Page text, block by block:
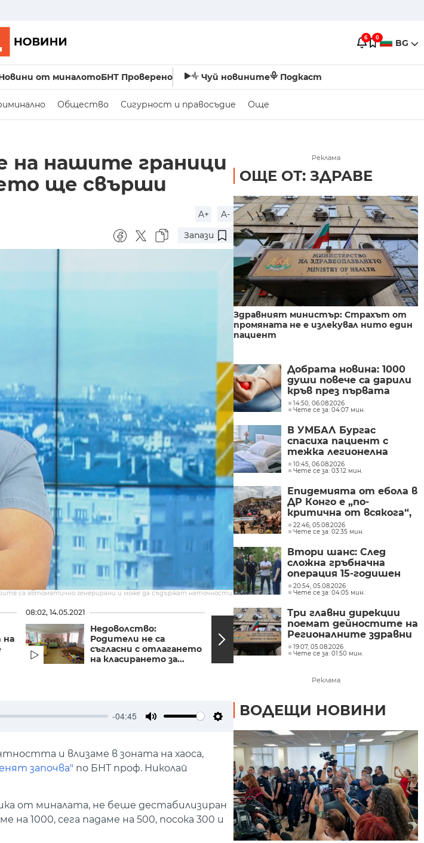
6 0 BG
от миналотоБНТ Проверено Чуй новините Подкаст
Общество Сигурност и правосъдие Още
на нашите граници
ще свърши
A+
A-
Запази
са автоматично генерирани и може да съдържат неточности.
на
08:02, 14.05.2021
Недоволство:
Родители не са
съгласни с отлагането
на класирането за...
07:56, 14.05.2021
В столичния
квартал "Свобода"
протестират
срещу...
-04:45
Settings
и влизаме в зоната на хаоса,
започва" по БНТ проф. Николай
от миналата, не беше дестабилизиран
1000, сега падаме на 500, посока 300 и
Реклама
ОЩЕ ОТ: ЗДРАВЕ
Здравният министър: Страхът от
промяната не е излекувал нито един
пациент
Добрата новина: 1000
души повече са дарили
кръв през първата
половина на 2026 г.
14:50, 06.08.2026
Чете се за: 04:07 мин.
В УМБАЛ Бургас
спасиха пациент с
тежка легионелна
инфекция
10:45, 06.08.2026
Чете се за: 03:12 мин.
Епидемията от ебола в
ДР Конго е „по-
критична от всякога“,
съобщиха от „Лекари
без граници“
22:46, 05.08.2026
Чете се за: 02:35 мин.
Втори шанс: След
сложна гръбначна
операция 15-годишен
състезател по борба
отново е на крака
20:54, 05.08.2026
Чете се за: 04:05 мин.
Три главни дирекции
поемат дейностите на
Регионалните здравни
инспекции
19:07, 05.08.2026
Чете се за: 01:50 мин.
Реклама
ВОДЕЩИ НОВИНИ